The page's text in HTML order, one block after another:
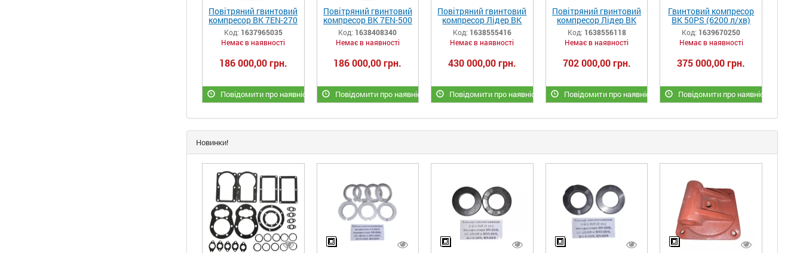
Повітряний гвинтовий
компресор ВК 7EN-270
5,5 кВт (1100 л/хв)
Код: 1637965035
Немає в наявності
186 000,00 грн.
Повідомити про наявність
Повітряний гвинтовий
компресор ВК 7EN-500
5,5 кВт (1100 л/хв)
Код: 1638408340
Немає в наявності
186 000,00 грн.
Повідомити про наявність
Повітряний гвинтовий
компресор Лідер ВК
75 (9300 л/хв) SEVA
Код: 1638555416
Немає в наявності
430 000,00 грн.
Повідомити про наявність
Повітряний гвинтовий
компресор Лідер ВК
100 (13600 л/хв) SEVA
Код: 1638556118
Немає в наявності
702 000,00 грн.
Повідомити про наявність
Гвинтовий компресор
ВК 50РS (6200 л/хв)
Код: 1639670250
Немає в наявності
375 000,00 грн.
Повідомити про наявність
Новинки!